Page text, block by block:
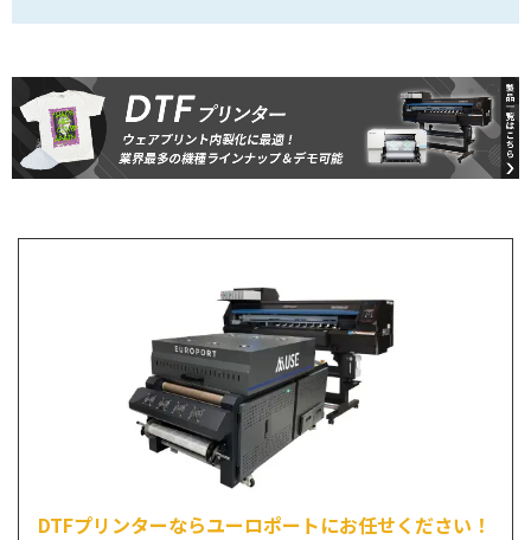
DTFプリンターならユーロポートにお任せください！